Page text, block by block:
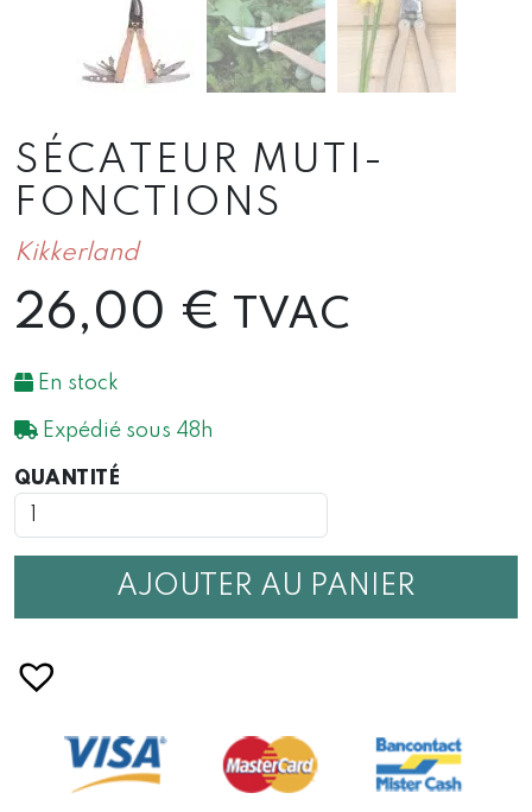
SÉCATEUR MUTI-
FONCTIONS
Kikkerland
26,00 € TVAC
En stock
Expédié sous 48h
QUANTITÉ
MUTI-
FONCTIONS
AJOUTER AU PANIER